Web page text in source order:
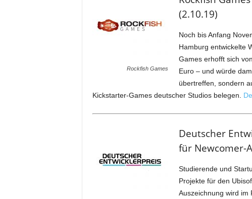
Rockfish Games
(2.10.19)
Noch bis Anfang
Hamburg entwickelte
Games erhofft sich
Euro – und würde
übertreffen, sondern
Kickstarter-Games deutscher Studios belegen.
Deutscher
für Newcomer-
Studierende und
Projekte für den
Auszeichnung wird im